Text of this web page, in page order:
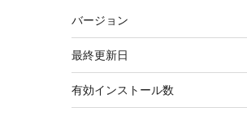
メ
タ
バージョン
最終更新日
有効インストール数